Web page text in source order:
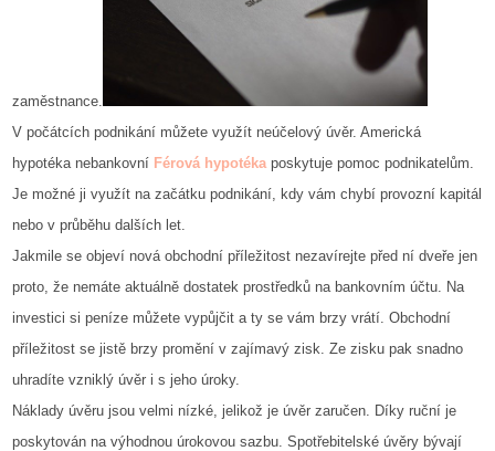
zaměstnance.
V počátcích podnikání můžete využít neúčelový úvěr. Americká
hypotéka nebankovní Férová hypotéka poskytuje pomoc podnikatelům.
Je možné ji využít na začátku podnikání, kdy vám chybí provozní kapitál
nebo v průběhu dalších let.
Jakmile se objeví nová obchodní příležitost nezavírejte před ní dveře jen
proto, že nemáte aktuálně dostatek prostředků na bankovním účtu. Na
investici si peníze můžete vypůjčit a ty se vám brzy vrátí. Obchodní
příležitost se jistě brzy promění v zajímavý zisk. Ze zisku pak snadno
uhradíte vzniklý úvěr i s jeho úroky.
Náklady úvěru jsou velmi nízké, jelikož je úvěr zaručen. Díky ruční je
poskytován na výhodnou úrokovou sazbu. Spotřebitelské úvěry bývají